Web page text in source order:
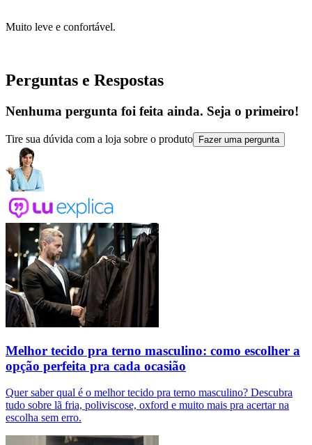
Muito leve e confortável.
Perguntas e Respostas
Nenhuma pergunta foi feita ainda. Seja o primeiro!
Tire sua dúvida com a loja sobre o produto Fazer uma pergunta
Melhor tecido pra terno masculino: como escolher a
opção perfeita pra cada ocasião
Quer saber qual é o melhor tecido pra terno masculino? Descubra
tudo sobre lã fria, poliviscose, oxford e muito mais pra acertar na
escolha sem erro.